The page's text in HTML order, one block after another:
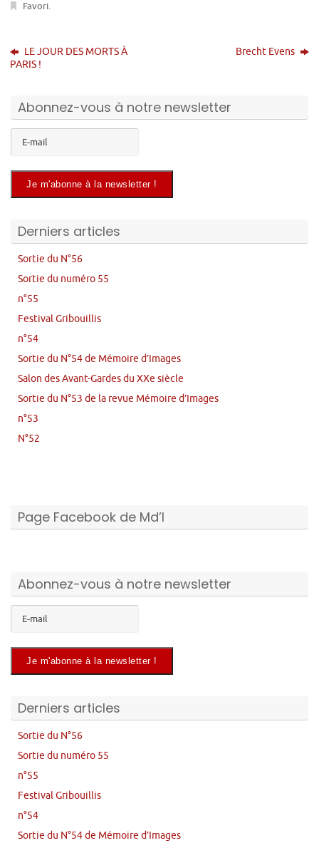
Favori.
LE JOUR DES MORTS À
PARIS !
Brecht Evens
Abonnez-vous à notre newsletter
Derniers articles
Sortie du N°56
Sortie du numéro 55
n°55
Festival Gribouillis
n°54
Sortie du N°54 de Mémoire d’Images
Salon des Avant-Gardes du XXe siècle
Sortie du N°53 de la revue Mémoire d’Images
n°53
N°52
Page Facebook de Md’I
Abonnez-vous à notre newsletter
Derniers articles
Sortie du N°56
Sortie du numéro 55
n°55
Festival Gribouillis
n°54
Sortie du N°54 de Mémoire d’Images